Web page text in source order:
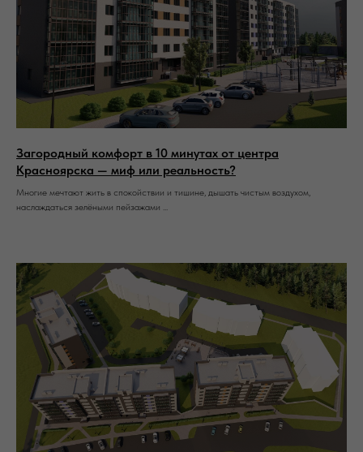
Загородный комфорт в 10 минутах от центра
Красноярска — миф или реальность?
Многие мечтают жить в спокойствии и тишине, дышать чистым воздухом,
наслаждаться зелёными пейзажами ...